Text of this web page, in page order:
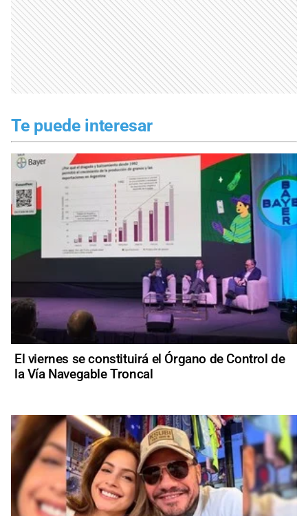
Te puede interesar
El viernes se constituirá el Órgano de Control de
la Vía Navegable Troncal